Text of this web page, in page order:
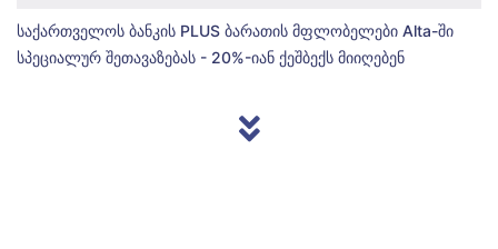
საქართველოს ბანკის PLUS ბარათის მფლობელები Alta-ში
სპეციალურ შეთავაზებას - 20%-იან ქეშბექს მიიღებენ